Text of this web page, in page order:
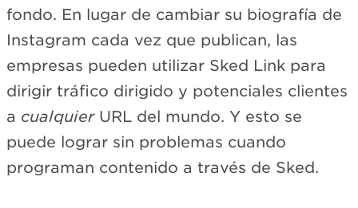
fondo. En lugar de cambiar su biografía de
Instagram cada vez que publican, las
empresas pueden utilizar Sked Link para
dirigir tráfico dirigido y potenciales clientes
a cualquierURL del mundo. Y esto se
puede lograr sin problemas cuando
programan contenido a través de Sked.